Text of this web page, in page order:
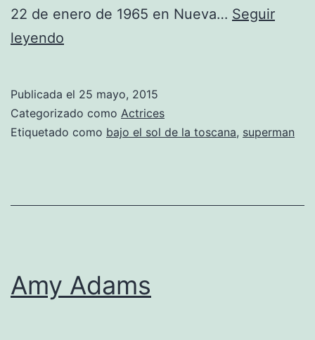
22 de enero de 1965 en Nueva… Seguir
leyendo
Publicada el 25 mayo, 2015
Categorizado como Actrices
Etiquetado como bajo el sol de la toscana, superman
Amy Adams